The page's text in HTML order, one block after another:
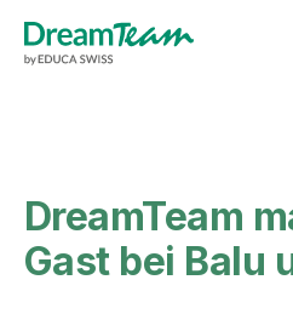
DreamTeam
Gast bei Balu